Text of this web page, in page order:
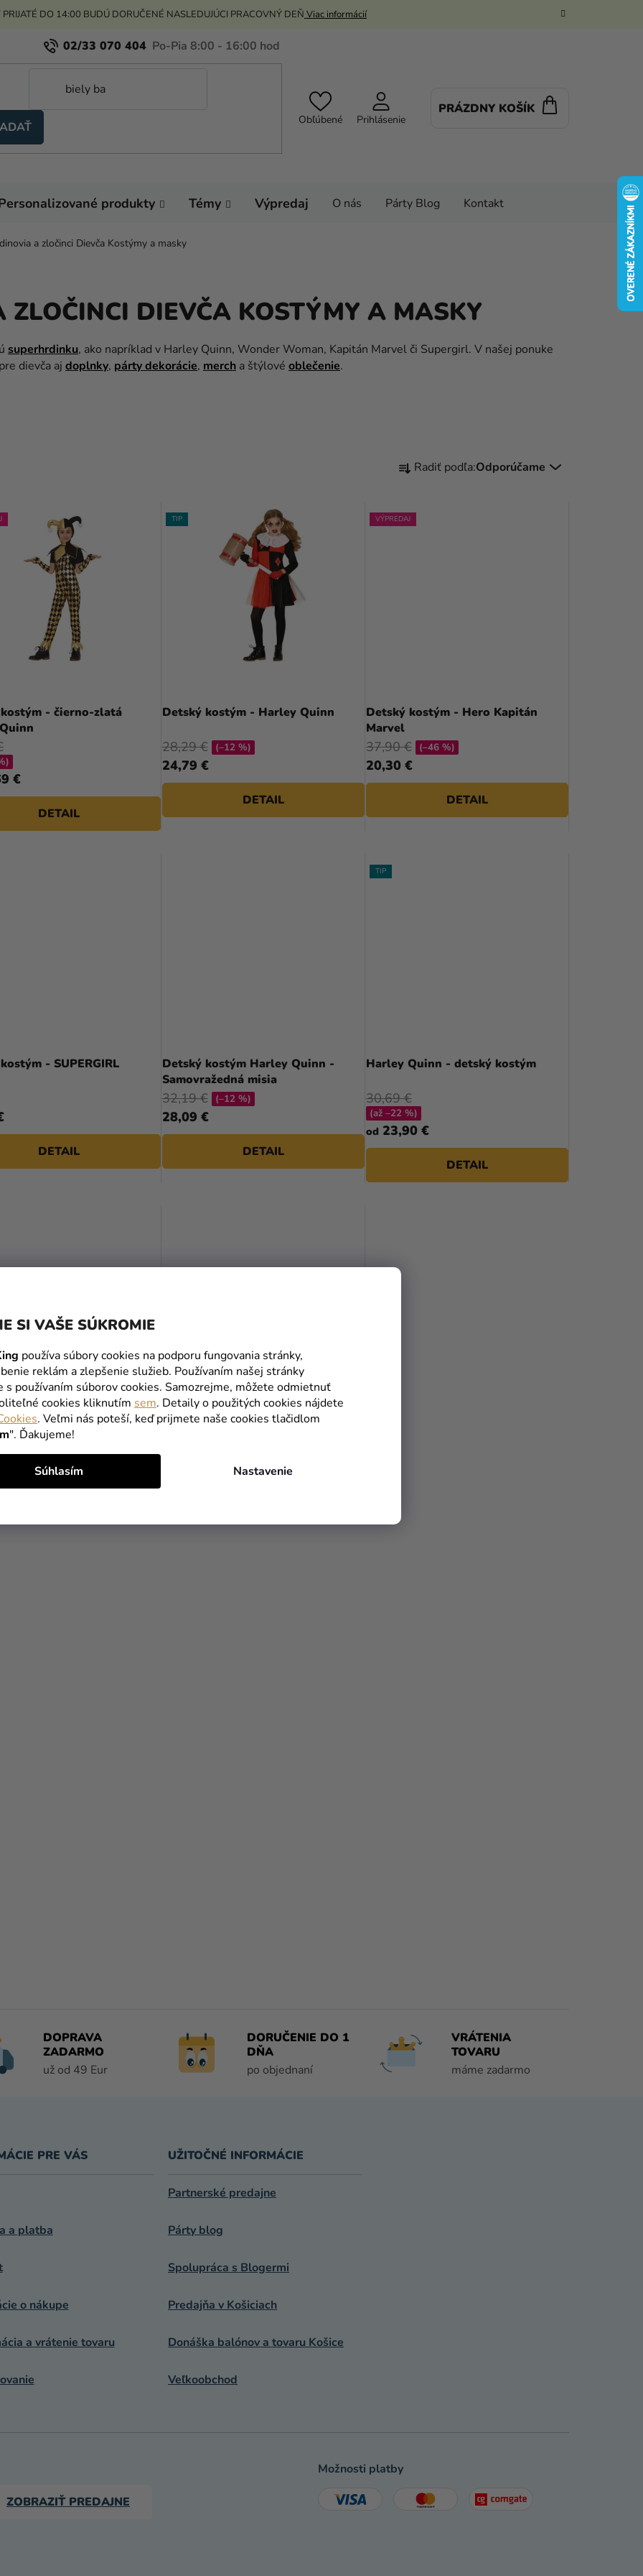
SI VAŠE SÚKROMIE
používa súbory cookies na podporu fungovania stránky,
reklám a zlepšenie služieb. Používaním našej stránky
s používaním súborov cookies. Samozrejme, môžete odmietnuť
cookies kliknutím sem. Detaily o použitých cookies nájdete
. Veľmi nás poteší, keď prijmete naše cookies tlačidlom
". Ďakujeme!
Nastavenie
Súhlasím
PRIJATÉ DO 14:00 BUDÚ DORUČENÉ NASLEDUJÚCI PRACOVNÝ DEŇ Viac informácií
02/33 070 404
Obľúbené Prihlásenie
PRÁZDNY KOŠÍK
produkty Témy Výpredaj O nás Párty Blog Kontakt
a zločinci Dievča Kostýmy a masky
DIEVČA KOSTÝMY A MASKY
superhrdinku, ako napríklad v Harley Quinn, Wonder Woman, Kapitán Marvel či Supergirl. V našej ponuke
dievča aj doplnky, párty dekorácie, merch a štýlové oblečenie.
R
D
E
D
U
K
T
O
Radiť podľa:Odporúčame
kostým - čierno-zlatá
€
DETAIL
TIP
Detský kostým - Harley Quinn
24,79 €
28,29 € (–12 %)
DETAIL
VÝPREDAJ
Detský kostým - Hero Kapitán
Marvel
20,30 €
37,90 € (–46 %)
DETAIL
kostým - SUPERGIRL
DETAIL
Detský kostým Harley Quinn -
Samovražedná misia
28,09 €
32,19 € (–12 %)
DETAIL
TIP
Harley Quinn - detský kostým
od 23,90 €
30,69 €
(až –22 %)
DETAIL
kostým -
1984
Detský kostým Charlie a továreň
DOPRAVA
ZADARMO
už od 49 Eur
DORUČENIE DO 1
DŇA
po objednaní
VRÁTENIA
TOVARU
máme zadarmo
PRE VÁS
a platba
o nákupe
a vrátenie tovaru
UŽITOČNÉ INFORMÁCIE
Partnerské predajne
Párty blog
Spolupráca s Blogermi
Predajňa v Košiciach
Donáška balónov a tovaru Košice
Veľkoobchod
ZOBRAZIŤ PREDAJNE
Možnosti platby